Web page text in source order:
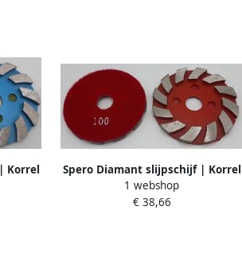
Korrel
&
Spero Diamant slijpschijf | Korrel
100 | 100mm beton terrazzo &
hardsteen DK04100
1 webshop
€ 38,66